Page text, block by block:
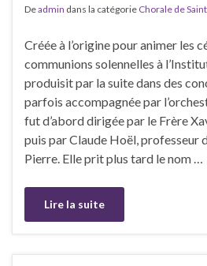
Deadmin dans la catégorie Chorale de
Créée à l’origine pour animer les
communions solennelles à
produisit par la suite dans des
parfois accompagnée par
fut d’abord dirigée par le Frère
puis par Claude Hoël, professeur
Pierre. Elle prit plus tard le nom …
Lire la suite